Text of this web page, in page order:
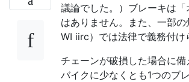
議論でした。）ブレーキは
はありません。また、一部
WI iirc）では法律で義務付け
チェーンが破損した場合に
バイクに少なくとも1つのブ